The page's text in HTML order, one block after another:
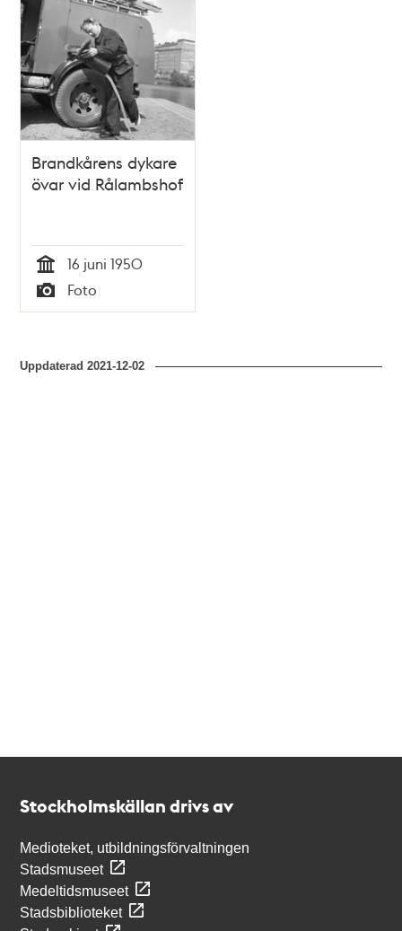
och
teman
Brandkårens dykare
övar vid Rålambshof
Tid
16 juni 1950
Typ
Foto
Uppdaterad2021-12-02
Stockholmskällan drivs av
Medioteket, utbildningsförvaltningen
Stadsmuseet
Medeltidsmuseet
Stadsbiblioteket